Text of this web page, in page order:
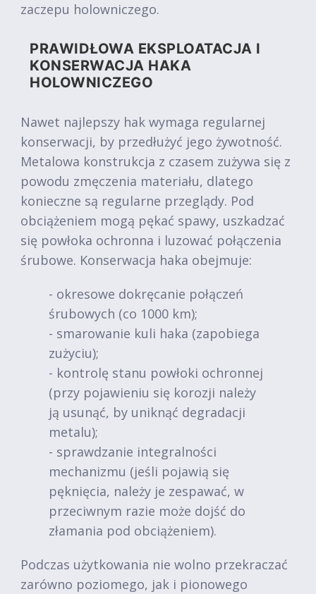
zaczepu holowniczego.
PRAWIDŁOWA EKSPLOATACJA I
KONSERWACJA HAKA
HOLOWNICZEGO
Nawet najlepszy hak wymaga regularnej
konserwacji, by przedłużyć jego żywotność.
Metalowa konstrukcja z czasem zużywa się z
powodu zmęczenia materiału, dlatego
konieczne są regularne przeglądy. Pod
obciążeniem mogą pękać spawy, uszkadzać
się powłoka ochronna i luzować połączenia
śrubowe. Konserwacja haka obejmuje:
- okresowe dokręcanie połączeń
śrubowych (co 1000 km);
- smarowanie kuli haka (zapobiega
zużyciu);
- kontrolę stanu powłoki ochronnej
(przy pojawieniu się korozji należy
ją usunąć, by uniknąć degradacji
metalu);
- sprawdzanie integralności
mechanizmu (jeśli pojawią się
pęknięcia, należy je zespawać, w
przeciwnym razie może dojść do
złamania pod obciążeniem).
Podczas użytkowania nie wolno przekraczać
zarówno poziomego, jak i pionowego